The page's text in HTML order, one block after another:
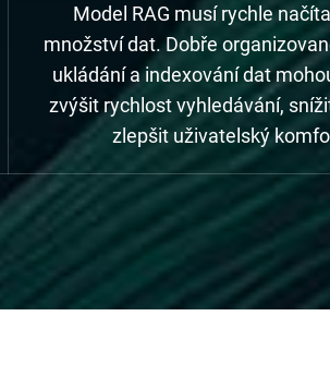
Model RAG musí rychle
množství dat. Dobře
ukládání a indexování dat
zvýšit rychlost vyhledávání,
zlepšit uživatelský